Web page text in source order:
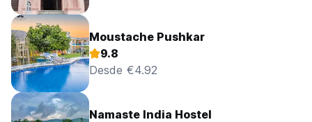
Moustache Pushkar
9.8
Desde €4.92
Namaste India Hostel